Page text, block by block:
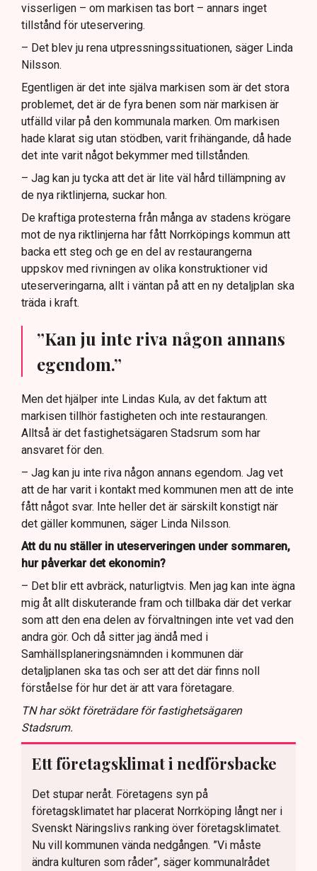
visserligen – om markisen tas bort – annars inget
tillstånd för uteservering.
– Det blev ju rena utpressningssituationen, säger Linda
Nilsson.
Egentligen är det inte själva markisen som är det stora
problemet, det är de fyra benen som när markisen är
utfälld vilar på den kommunala marken. Om markisen
hade klarat sig utan stödben, varit frihängande, då hade
det inte varit något bekymmer med tillstånden.
– Jag kan ju tycka att det är lite väl hård tillämpning av
de nya riktlinjerna, suckar hon.
De kraftiga protesterna från många av stadens krögare
mot de nya riktlinjerna har fått Norrköpings kommun att
backa ett steg och ge en del av restaurangerna
uppskov med rivningen av olika konstruktioner vid
uteserveringarna, allt i väntan på att en ny detaljplan ska
träda i kraft.
”Kan ju inte riva någon annans
egendom.”
Men det hjälper inte Lindas Kula, av det faktum att
markisen tillhör fastigheten och inte restaurangen.
Alltså är det fastighetsägaren Stadsrum som har
ansvaret för den.
– Jag kan ju inte riva någon annans egendom. Jag vet
att de har varit i kontakt med kommunen men att de inte
fått något svar. Inte heller det är särskilt konstigt när
det gäller kommunen, säger Linda Nilsson.
Att du nu ställer in uteserveringen under sommaren,
hur påverkar det ekonomin?
– Det blir ett avbräck, naturligtvis. Men jag kan inte ägna
mig åt allt diskuterande fram och tillbaka där det verkar
som att den ena delen av förvaltningen inte vet vad den
andra gör. Och då sitter jag ändå med i
Samhällsplaneringsnämnden i kommunen där
detaljplanen ska tas och ser att det där finns noll
förståelse för hur det är att vara företagare.
TN har sökt företrädare för fastighetsägaren
Stadsrum.
Ett företagsklimat i nedförsbacke
Det stupar neråt. Företagens syn på
företagsklimatet har placerat Norrköping långt ner i
Svenskt Näringslivs ranking över företagsklimatet.
Nu vill kommunen vända nedgången. ”Vi måste
ändra kulturen som råder”, säger kommunalrådet